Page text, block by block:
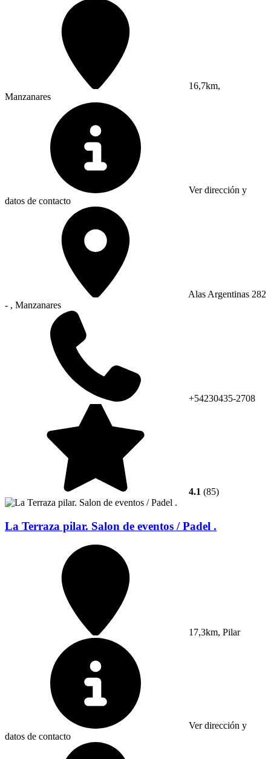
16,7km,
Manzanares
Ver dirección y
datos de contacto
Alas Argentinas 282
- , Manzanares
+54230435-2708
4.1 (85)
La Terraza pilar. Salon de eventos / Padel .
17,3km, Pilar
Ver dirección y
datos de contacto